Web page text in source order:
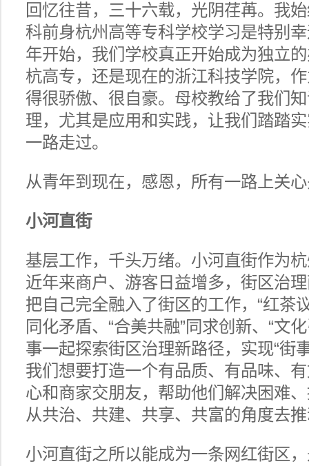
回忆往昔，三十六载，光阴荏苒。我
科前身杭州高等专科学校学习是特别
年开始，我们学校真正开始成为独立
杭高专，还是现在的浙江科技学院，
得很骄傲、很自豪。母校教给了我们
理，尤其是应用和实践，让我们踏踏
一路走过。
从青年到现在，感恩，所有一路上关
小河直街
基层工作，千头万绪。小河直街作为
近年来商户、游客日益增多，街区治
把自己完全融入了街区的工作，“红茶
同化矛盾、“合美共融”同求创新、“文
事一起探索街区治理新路径，实现“街
我们想要打造一个有品质、有品味、
心和商家交朋友，帮助他们解决困难
从共治、共建、共享、共富的角度去
小河直街之所以能成为一条网红街区